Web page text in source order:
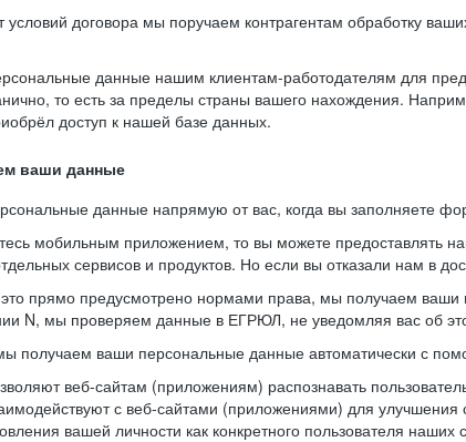
условий договора мы поручаем контрагентам обработку
данные нашим клиентам-работодателям для
то есть за пределы страны вашего нахождения.
доступ к нашей базе данных.
ваши данные
данные напрямую от вас, когда вы заполняете
мобильным приложением, то вы можете предоставлять
сервисов и продуктов. Но если вы отказали нам в
это прямо предусмотрено нормами права, мы получаем
N, мы проверяем данные в ЕГРЮЛ, не уведомляя вас об
получаем ваши персональные данные автоматически с
веб-сайтам (приложениям) распознавать
с веб-сайтами (приложениями) для
вашей личности как конкретного пользователя наших